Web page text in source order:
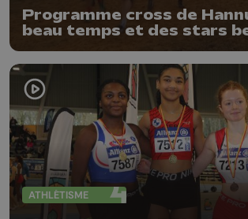
Programme cross de
beau temps et des stars
ATHLÉTISME